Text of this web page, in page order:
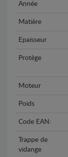
Année
Matière
Epaisseur
Protège
Moteur
Poids
Code EAN:
Trappe de
vidange